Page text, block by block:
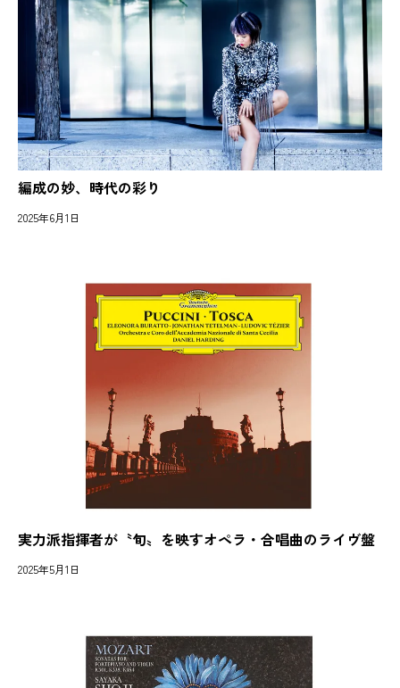
編成の妙、時代の彩り
2025年6月1日
実力派指揮者が〝旬〟を映すオペラ・合唱曲のライヴ盤
2025年5月1日